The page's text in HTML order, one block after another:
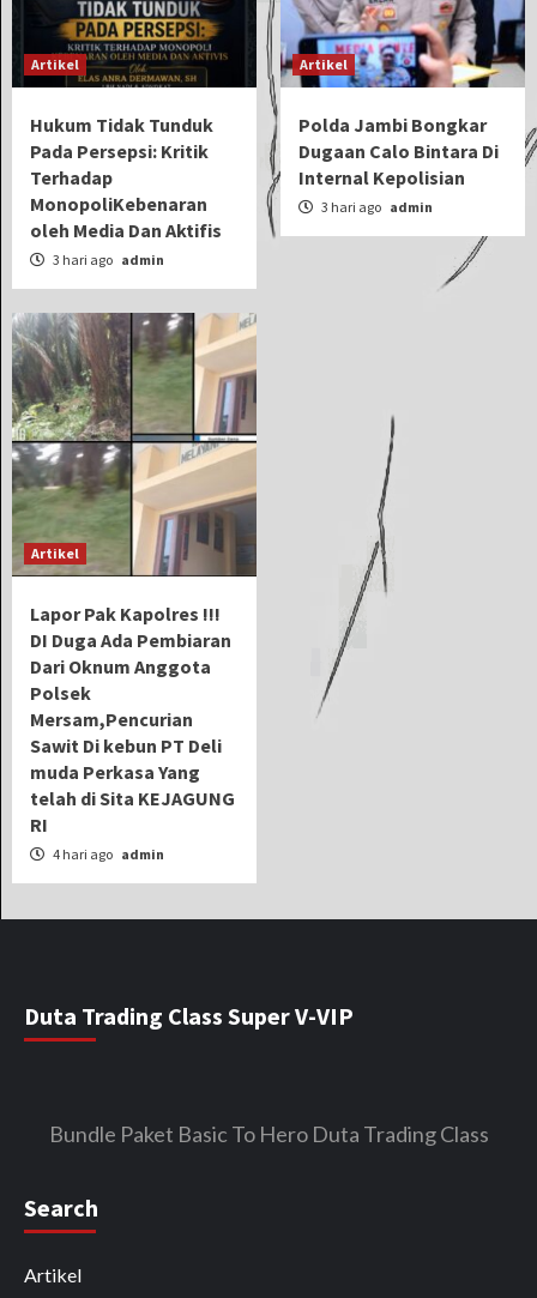
Artikel
Hukum Tidak Tunduk
Pada Persepsi: Kritik
Terhadap
MonopoliKebenaran
oleh Media Dan Aktifis
3 hari ago admin
Artikel
Polda Jambi Bongkar
Dugaan Calo Bintara Di
Internal Kepolisian
3 hari ago admin
Artikel
Lapor Pak Kapolres !!!
DI Duga Ada Pembiaran
Dari Oknum Anggota
Polsek
Mersam,Pencurian
Sawit Di kebun PT Deli
muda Perkasa Yang
telah di Sita KEJAGUNG
RI
4 hari ago admin
Duta Trading Class Super V-VIP
Bundle Paket Basic To Hero Duta Trading Class
Search
Artikel